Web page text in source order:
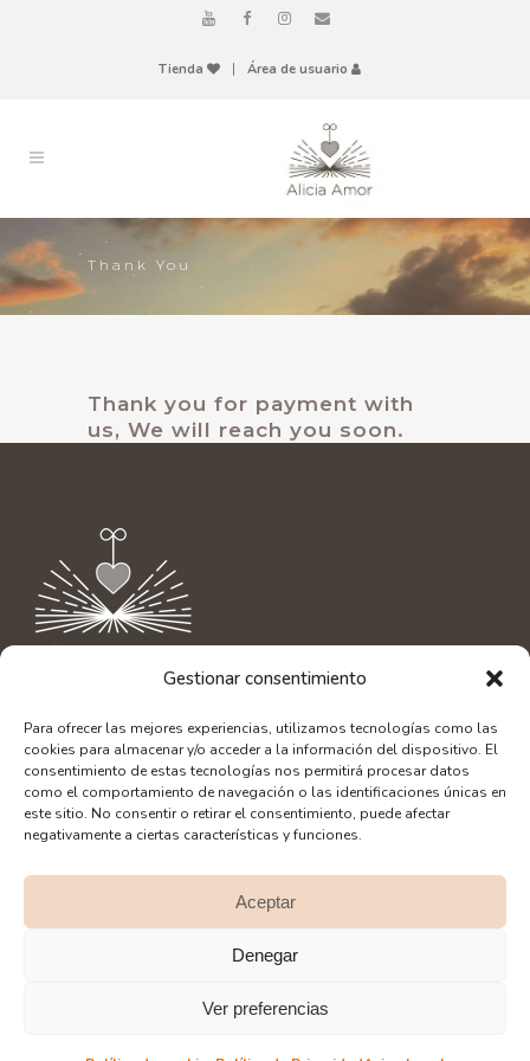
Gestionar consentimiento
Para ofrecer las mejores experiencias, utilizamos tecnologías como las
cookies para almacenar y/o acceder a la información del dispositivo. El
consentimiento de estas tecnologías nos permitirá procesar datos
como el comportamiento de navegación o las identificaciones únicas en
este sitio. No consentir o retirar el consentimiento, puede afectar
negativamente a ciertas características y funciones.
Aceptar
Denegar
Ver preferencias
Tienda Área de usuario
Thank You
Thank you for payment with
us, We will reach you soon.
Diseño Web: SerLibreMente
Fotografía: Alberto Bacete
SÍGUEME EN REDES: